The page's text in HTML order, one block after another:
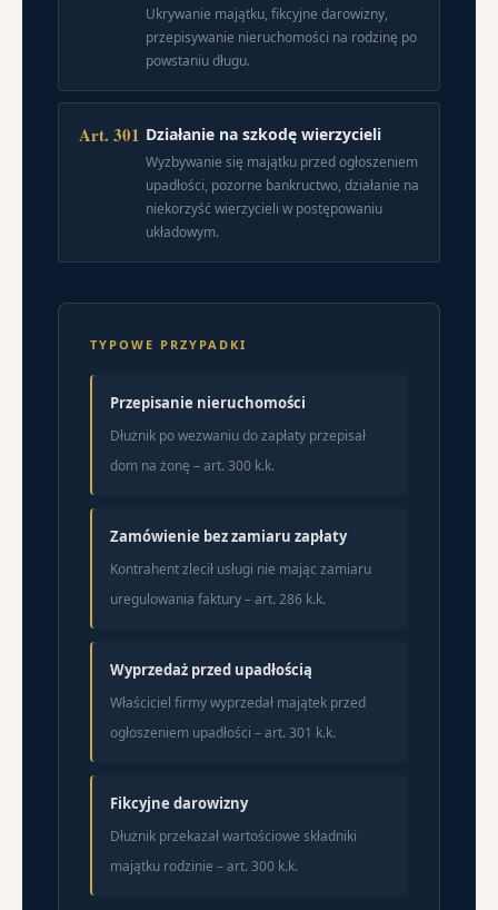
Ukrywanie majątku, fikcyjne darowizny,
przepisywanie nieruchomości na rodzinę po
powstaniu długu.
Art. 301 Działanie na szkodę wierzycieli
Wyzbywanie się majątku przed ogłoszeniem
upadłości, pozorne bankructwo, działanie na
niekorzyść wierzycieli w postępowaniu
układowym.
TYPOWE PRZYPADKI
Przepisanie nieruchomości
Dłużnik po wezwaniu do zapłaty przepisał
dom na żonę – art. 300 k.k.
Zamówienie bez zamiaru zapłaty
Kontrahent zlecił usługi nie mając zamiaru
uregulowania faktury – art. 286 k.k.
Wyprzedaż przed upadłością
Właściciel firmy wyprzedał majątek przed
ogłoszeniem upadłości – art. 301 k.k.
Fikcyjne darowizny
Dłużnik przekazał wartościowe składniki
majątku rodzinie – art. 300 k.k.